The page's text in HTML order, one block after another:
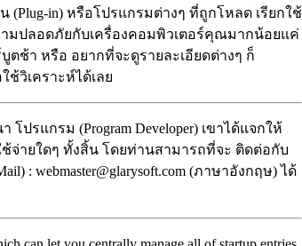
(Plug-in) หรือโปรแกรมต่างๆ ที่ถูกโหลด เรียกใช้
มปลอดภัยกับเครื่องคอมพิวเตอร์คุณมากน้อยแค่
ช้า หรือ อยากที่จะดูรายละเอียดต่างๆ ก็
ช้วิเคราะห์ได้เลย
ปรแกรม (Program Developer) เขาได้แจกให้
จ่ายใดๆ ทั้งสิ้น โดยท่านสามารถที่จะ ติดต่อกับ
: webmaster@glarysoft.com (ภาษาอังกฤษ) ได้